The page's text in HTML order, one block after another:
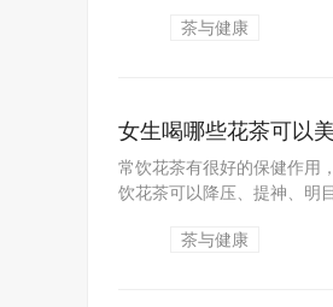
茶与健康
女生喝哪些花茶可以
常饮花茶有很好的保健作用
饮花茶可以降压、提神、明
茶与健康